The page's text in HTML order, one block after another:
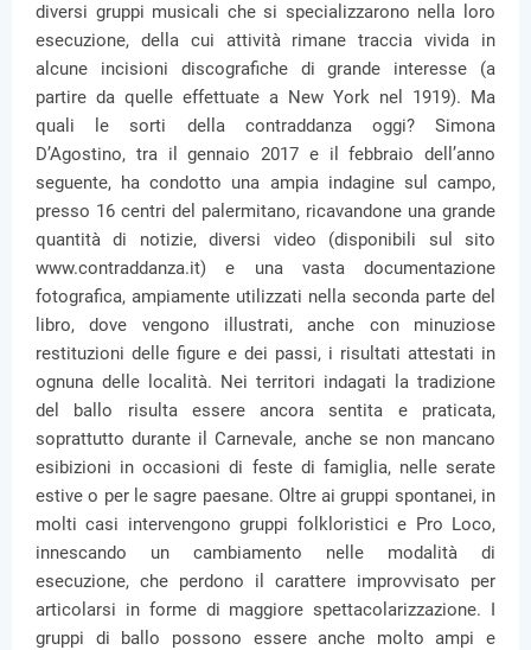
diversi gruppi musicali che si specializzarono nella loro
esecuzione, della cui attività rimane traccia vivida in
alcune incisioni discografiche di grande interesse (a
partire da quelle effettuate a New York nel 1919). Ma
quali le sorti della contraddanza oggi? Simona
D’Agostino, tra il gennaio 2017 e il febbraio dell’anno
seguente, ha condotto una ampia indagine sul campo,
presso 16 centri del palermitano, ricavandone una grande
quantità di notizie, diversi video (disponibili sul sito
www.contraddanza.it) e una vasta documentazione
fotografica, ampiamente utilizzati nella seconda parte del
libro, dove vengono illustrati, anche con minuziose
restituzioni delle figure e dei passi, i risultati attestati in
ognuna delle località. Nei territori indagati la tradizione
del ballo risulta essere ancora sentita e praticata,
soprattutto durante il Carnevale, anche se non mancano
esibizioni in occasioni di feste di famiglia, nelle serate
estive o per le sagre paesane. Oltre ai gruppi spontanei, in
molti casi intervengono gruppi folkloristici e Pro Loco,
innescando un cambiamento nelle modalità di
esecuzione, che perdono il carattere improvvisato per
articolarsi in forme di maggiore spettacolarizzazione. I
gruppi di ballo possono essere anche molto ampi e